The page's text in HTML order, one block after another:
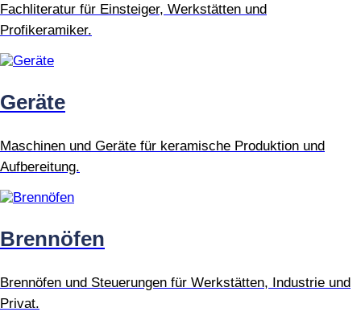
Fachliteratur für Einsteiger, Werkstätten und
Profikeramiker.
Geräte
Maschinen und Geräte für keramische Produktion und
Aufbereitung.
Brennöfen
Brennöfen und Steuerungen für Werkstätten, Industrie und
Privat.